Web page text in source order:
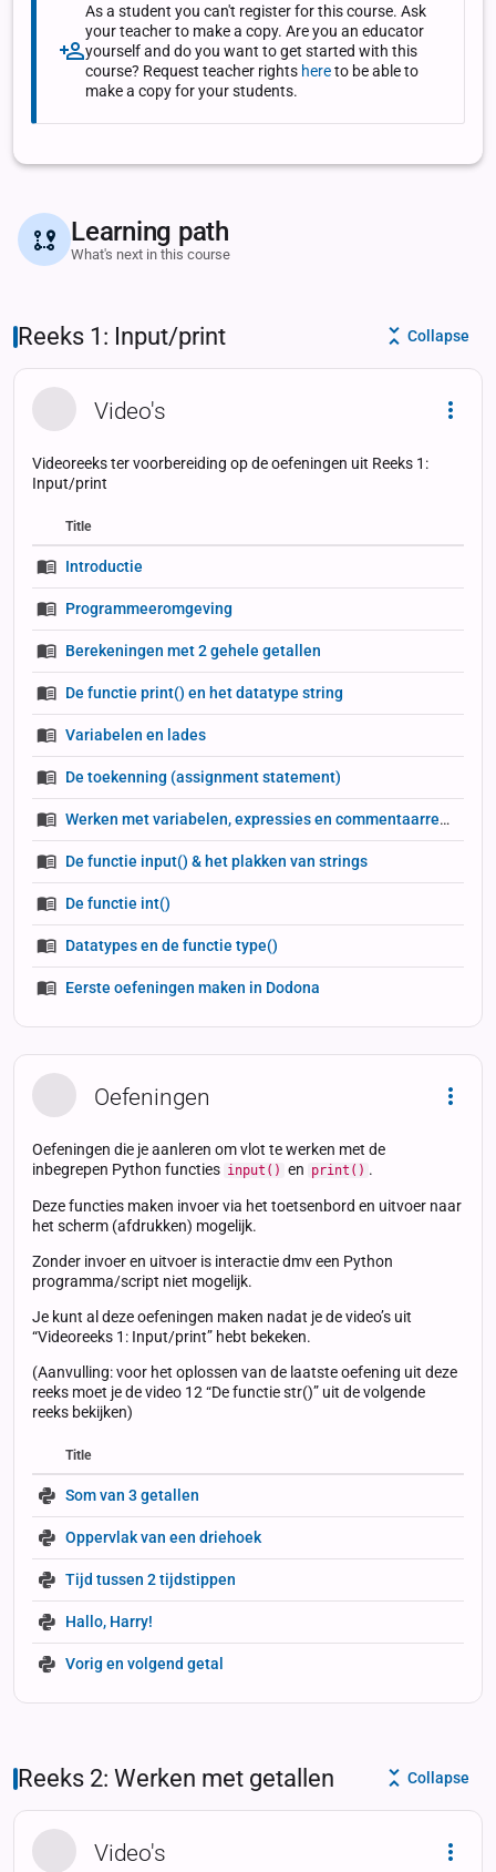
As a student you can't register for this course. Ask
your teacher to make a copy. Are you an educator
yourself and do you want to get started with this
course? Request teacher rights hereto be able to
make a copy for your students.
Learning path
What's next in this course
Reeks 1: Input/print Collapse
Video's
Videoreeks ter voorbereiding op de oefeningen uit Reeks 1:
Input/print
Status
Status
Type
Title
Introductie
Programmeeromgeving
Berekeningen met 2 gehele getallen
De functie print() en het datatype string
Variabelen en lades
De toekenning (assignment statement)
Werken met variabelen, expressies en commentaarregels
De functie input() & het plakken van strings
De functie int()
Datatypes en de functie type()
Eerste oefeningen maken in Dodona
Oefeningen
Oefeningen die je aanleren om vlot te werken met de
inbegrepen Python functies input() en print() .
Deze functies maken invoer via het toetsenbord en uitvoer naar
het scherm (afdrukken) mogelijk.
Zonder invoer en uitvoer is interactie dmv een Python
programma/script niet mogelijk.
Je kunt al deze oefeningen maken nadat je de video’s uit
“Videoreeks 1: Input/print” hebt bekeken.
(Aanvulling: voor het oplossen van de laatste oefening uit deze
reeks moet je de video 12 “De functie str()” uit de volgende
reeks bekijken)
Status
Status
Type
Title
Som van 3 getallen
Oppervlak van een driehoek
Tijd tussen 2 tijdstippen
Hallo, Harry!
Vorig en volgend getal
Reeks 2: Werken met getallen Collapse
Video's